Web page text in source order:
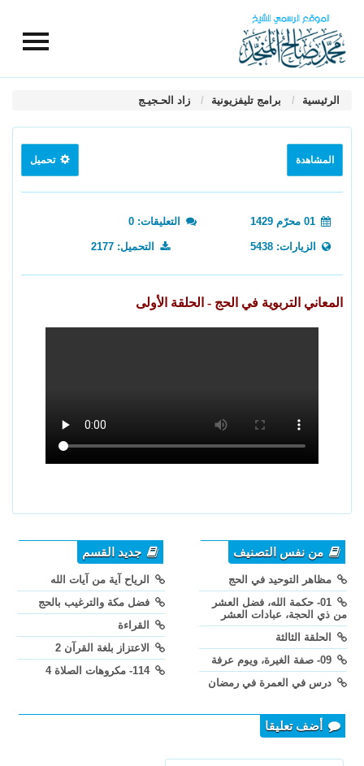
الرئيسية برامج تليفزيونية زاد الحـجيـج
المشاهدة تحميل
التعليقات: 0
الزيارات: 5438 التحميل: 2177
المعاني التربوية في الحج - الحلقة الأولى
من نفس التصنيف
مظاهر التوحيد في الحج
01- حكمة الله، فضل العشر
من ذي الحجة، عبادات العشر
الحلقة الثالثة
درس في العمرة في رمضان
جديد القسم
الرياح آية من آيات الله
فضل مكة والترغيب بالحج
القراءة
الاعتزاز بلغة القرآن 2
114- مكروهات الصلاة 4
أضف تعليقا